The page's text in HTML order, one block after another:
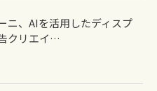
ニ、AIを活用したディスプ
クリエイ…